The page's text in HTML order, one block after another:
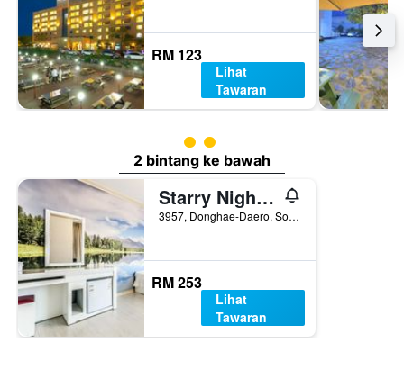
RM 123
Lihat
Tawaran
penarafan kelas 2
2 bintang ke bawah
Starry Night Motel
3957, Donghae-Daero, Sokcho, Korea Selatan
RM 253
Lihat
Tawaran